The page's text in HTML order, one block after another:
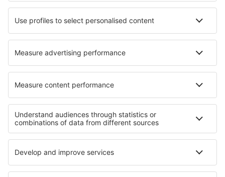
Ryanair
Pegasus Airlines
Turkish Airlines
Air Serbia
O eSky
Opšti uslovi
Moje rezervacije
Politika Privatnosti
Pomoć i kontakt